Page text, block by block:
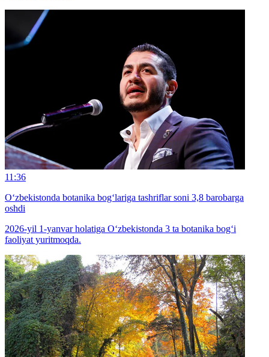
11:36
O‘zbekistonda botanika bog‘lariga tashriflar soni 3,8 barobarga
oshdi
2026-yil 1-yanvar holatiga O‘zbekistonda 3 ta botanika bog‘i
faoliyat yuritmoqda.